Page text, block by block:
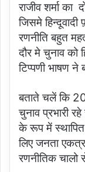
राजीव शर्मा का
जिसमे हिन्दूवादी
रणनीति बहुत
दौर मे चुनाव को
टिप्पणी भाषण ने
बताते चलें कि
चुनाव प्रभारी
के रूप में
लिए जनता
रणनीतिक चालो